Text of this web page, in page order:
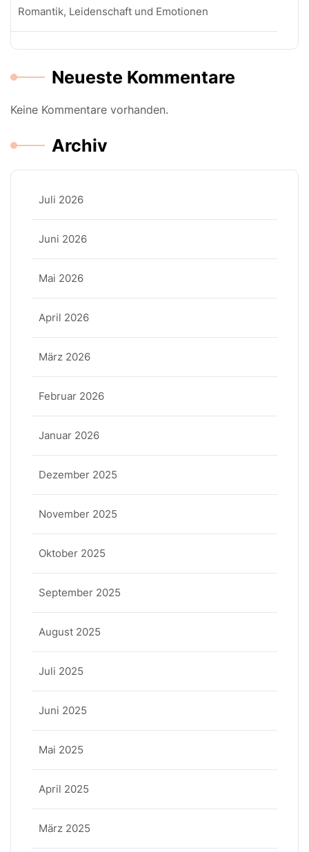
Romantik, Leidenschaft und Emotionen
Neueste Kommentare
Keine Kommentare vorhanden.
Archiv
Juli 2026
Juni 2026
Mai 2026
April 2026
März 2026
Februar 2026
Januar 2026
Dezember 2025
November 2025
Oktober 2025
September 2025
August 2025
Juli 2025
Juni 2025
Mai 2025
April 2025
März 2025